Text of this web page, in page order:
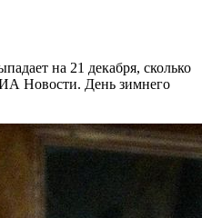
на 21 декабря, сколько
Новости. День зимнего